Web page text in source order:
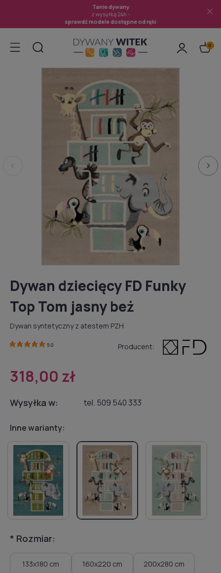
Tanie dywany
z wysyłką 24h -
sprawdź modele dostępne od ręki
Dywan dziecięcy FD Funky
Top Tom jasny beż
Dywan syntetyczny z atestem PZH
5.0 Producent:
318,00 zł
Wysyłka w: tel. 509 540 333
Inne warianty:
* Rozmiar:
133x180 cm 160x220 cm 200x280 cm